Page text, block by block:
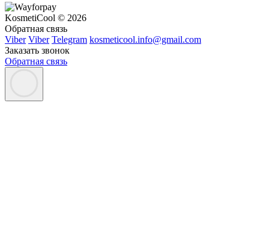
KosmetiCool © 2026
Обратная связь
Viber Viber Telegram kosmeticool.info@gmail.com
Заказать звонок
Обратная связь